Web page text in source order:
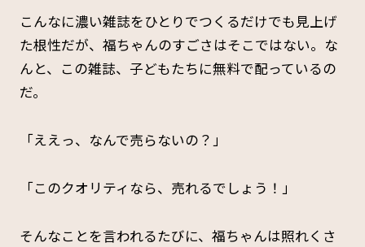
こんなに濃い雑誌をひとりでつくるだけでも見上げ
た根性だが、福ちゃんのすごさはそこではない。な
んと、この雑誌、子どもたちに無料で配っているの
だ。
「ええっ、なんで売らないの？」
「このクオリティなら、売れるでしょう！」
そんなことを言われるたびに、福ちゃんは照れくさ